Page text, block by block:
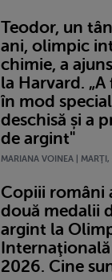
Teodor, un
ani, olimpic
chimie, a
la Harvard.
în mod
deschisă și a
de argint"
MARIANA VOINEA |
Copiii români
două medalii
argint la
Internaţională
2026. Cine